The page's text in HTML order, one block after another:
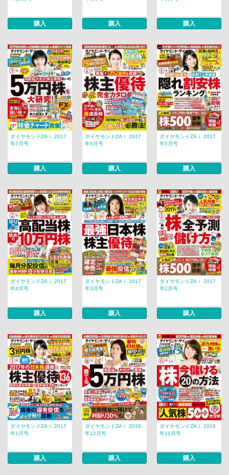
購入 購入 購入
ダイヤモンドZAｉ 2017
年7月号
購入
ダイヤモンドZAｉ 2017
年6月号
購入
ダイヤモンドZAｉ 2017
年5月号
購入
ダイヤモンドZAｉ 2017
年4月号
購入
ダイヤモンドZAｉ 2017
年3月号
購入
ダイヤモンドZAｉ 2017
年2月号
購入
ダイヤモンドZAｉ 2017
年1月号
購入
ダイヤモンドZAｉ 2016
年12月号
購入
ダイヤモンドZAｉ 2016
年11月号
購入